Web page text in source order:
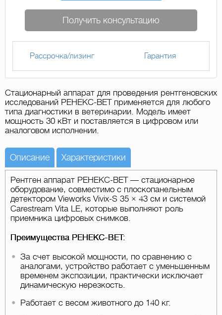
Получить консультацию
Рассрочка/лизинг Гарантия
Стационарный аппарат для проведения рентгеновских
исследований РЕНЕКС-ВЕТ применяется для любого
типа диагностики в ветеринарии. Модель имеет
мощность 30 кВт и поставляется в цифровом или
аналоговом исполнении.
Описание Характеристики
Рентген аппарат РЕНЕКС-ВЕТ — стационарное
оборудование, совместимо с плоскопанельным
детектором Vieworks Vivix-S 35 × 43 см и системой
Carestream Vita LE, которые выполняют роль
приемника цифровых снимков.
Преимущества РЕНЕКС-ВЕТ:
За счет высокой мощности, по сравнению с
аналогами, устройство работает с уменьшенным
временем экспозиции, практически исключает
динамическую нерезкость.
Работает с весом животного до 140 кг.